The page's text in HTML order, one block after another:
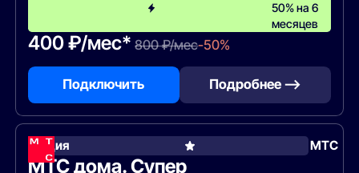
50% на 6
месяцев
400 ₽/мес* 800 ₽/мес-50%
Подключить Подробнее —>
Акция МТС
МТС дома. Супер